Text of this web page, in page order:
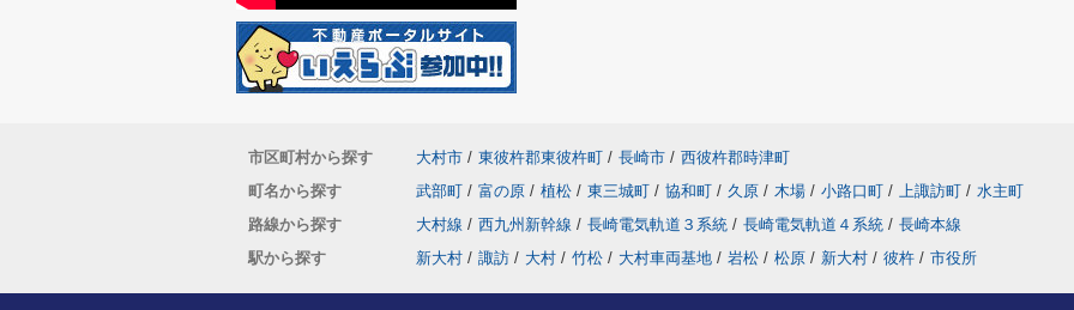
市区町村から探す 大村市 / 東彼杵郡東彼杵町 / 長崎市 / 西彼杵郡時津町
町名から探す
武部町 / 富の原 / 植松 / 東三城町 / 協和町 / 久原 / 木場 / 小路口町 / 上諏訪町 / 水主町
路線から探す
大村線 / 西九州新幹線 / 長崎電気軌道３系統 / 長崎電気軌道４系統 / 長崎本線
駅から探す
新大村 / 諏訪 / 大村 / 竹松 / 大村車両基地 / 岩松 / 松原 / 新大村 / 彼杵 / 市役所